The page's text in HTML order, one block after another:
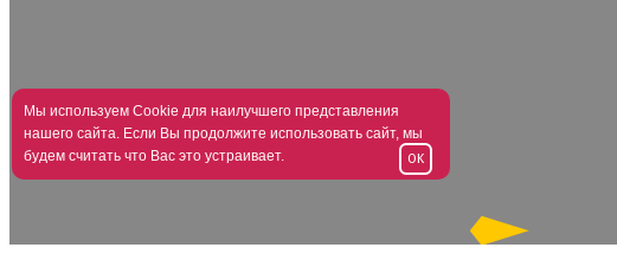
Мы используем Cookie для наилучшего представления
нашего сайта. Если Вы продолжите использовать сайт, мы
будем считать что Вас это устраивает.
OK